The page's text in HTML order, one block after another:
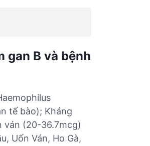
gan B và bệnh
tế bào); Kháng
ván (20-36.7mcg)
Uốn Ván, Ho Gà,